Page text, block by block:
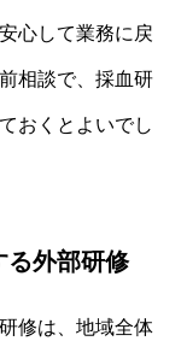
心して業務に戻
相談で、採血研
おくとよいでし
る外部研修
修は、地域全体